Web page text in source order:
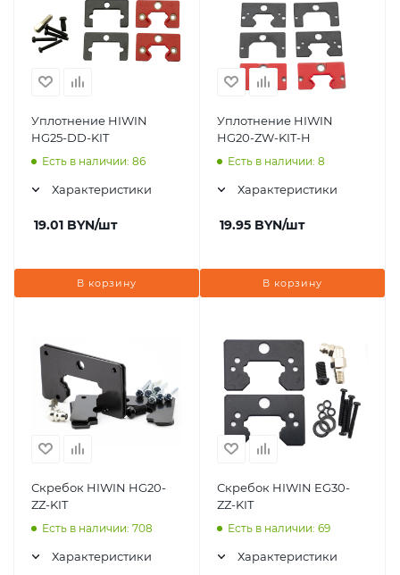
Уплотнение HIWIN
HG25-DD-KIT
Есть в наличии: 86
Характеристики
19.01 BYN/шт
В корзину
Уплотнение HIWIN
HG20-ZW-KIT-H
Есть в наличии: 8
Характеристики
19.95 BYN/шт
В корзину
Скребок HIWIN HG20-
ZZ-KIT
Есть в наличии: 708
Характеристики
Скребок HIWIN EG30-
ZZ-KIT
Есть в наличии: 69
Характеристики